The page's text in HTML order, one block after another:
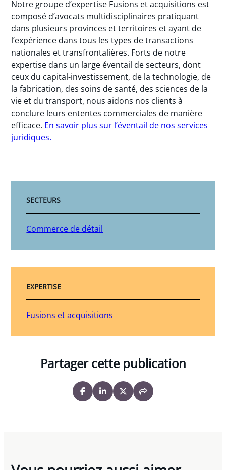
Notre groupe d’expertise Fusions et acquisitions est
composé d’avocats multidisciplinaires pratiquant
dans plusieurs provinces et territoires et ayant de
l’expérience dans tous les types de transactions
nationales et transfrontalières. Forts de notre
expertise dans un large éventail de secteurs, dont
ceux du capital-investissement, de la technologie, de
la fabrication, des soins de santé, des sciences de la
vie et du transport, nous aidons nos clients à
conclure leurs ententes commerciales de manière
efficace. En savoir plus sur l’éventail de nos services
juridiques.
SECTEURS
Commerce de détail
EXPERTISE
Fusions et acquisitions
Partager cette publication